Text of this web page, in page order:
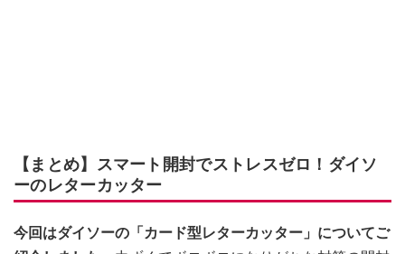
【まとめ】スマート開封でストレスゼロ！ダイソ
ーのレターカッター
今回はダイソーの「カード型レターカッター」についてご